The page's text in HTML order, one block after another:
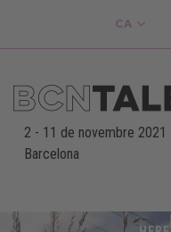
CA
2 - 11 de novembre 2021
Barcelona